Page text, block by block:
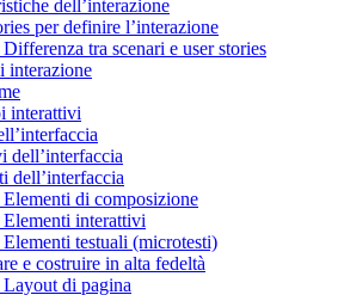
dell’interazione
per definire l’interazione
tra scenari e user stories
interazione
interattivi
dell’interfaccia
dell’interfaccia
di composizione
interattivi
testuali (microtesti)
e costruire in alta fedeltà
di pagina